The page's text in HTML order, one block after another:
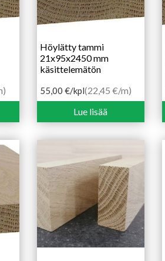
Höylätty tammi
21x95x2450 mm
käsittelemätön
55,00 €/kpl(22,45 €/m)
Lue lisää